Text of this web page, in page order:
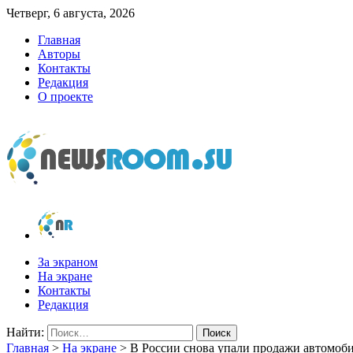
Четверг, 6 августа, 2026
Главная
Авторы
Контакты
Редакция
О проекте
newsroom.su
Новости о новостях
За экраном
На экране
Контакты
Редакция
Найти:
Главная > На экране > В России снова упали продажи